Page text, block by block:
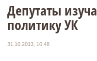
Депутаты
политику УК
31.10.2013, 10:48